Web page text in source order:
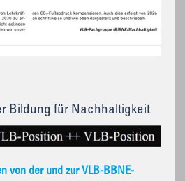
Bildung für Nachhaltigkeit
von der und zur VLB-BBNE-